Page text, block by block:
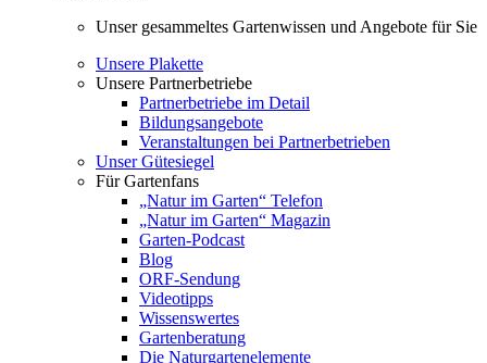
Unser gesammeltes Gartenwissen und Angebote für Sie
Unsere Plakette
Unsere Partnerbetriebe
Partnerbetriebe im Detail
Bildungsangebote
Veranstaltungen bei Partnerbetrieben
Unser Gütesiegel
Für Gartenfans
„Natur im Garten“ Telefon
„Natur im Garten“ Magazin
Garten-Podcast
Blog
ORF-Sendung
Videotipps
Wissenswertes
Gartenberatung
Die Naturgartenelemente